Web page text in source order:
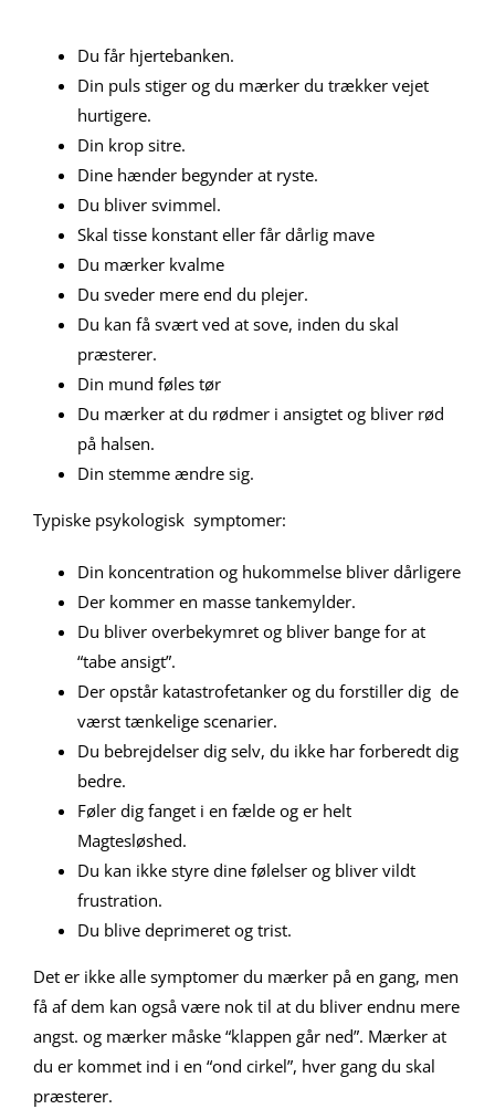
Du får hjertebanken.
Din puls stiger og du mærker du trækker vejet
hurtigere.
Din krop sitre.
Dine hænder begynder at ryste.
Du bliver svimmel.
Skal tisse konstant eller får dårlig mave
Du mærker kvalme
Du sveder mere end du plejer.
Du kan få svært ved at sove, inden du skal
præsterer.
Din mund føles tør
Du mærker at du rødmer i ansigtet og bliver rød
på halsen.
Din stemme ændre sig.
Typiske psykologisk symptomer:
Din koncentration og hukommelse bliver dårligere
Der kommer en masse tankemylder.
Du bliver overbekymret og bliver bange for at
“tabe ansigt”.
Der opstår katastrofetanker og du forstiller dig de
værst tænkelige scenarier.
Du bebrejdelser dig selv, du ikke har forberedt dig
bedre.
Føler dig fanget i en fælde og er helt
Magtesløshed.
Du kan ikke styre dine følelser og bliver vildt
frustration.
Du blive deprimeret og trist.
Det er ikke alle symptomer du mærker på en gang, men
få af dem kan også være nok til at du bliver endnu mere
angst. og mærker måske “klappen går ned”. Mærker at
du er kommet ind i en “ond cirkel”, hver gang du skal
præsterer.